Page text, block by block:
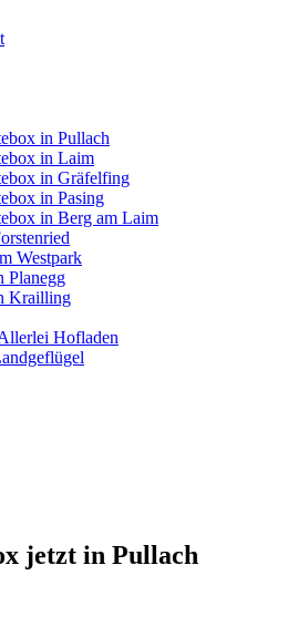
in Pullach
in Laim
in Gräfelfing
in Pasing
in Berg am Laim
Westpark
Planegg
Krailling
Hofladen
jetzt in Pullach